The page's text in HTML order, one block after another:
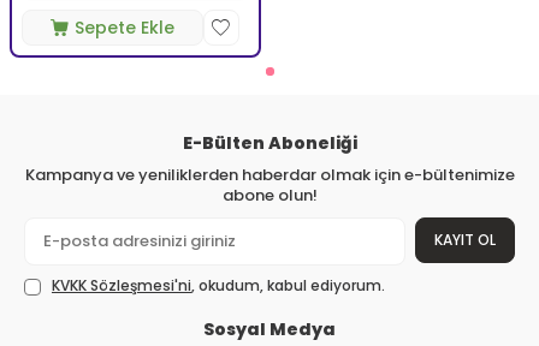
Sepete Ekle
E-Bülten Aboneliği
Kampanya ve yeniliklerden haberdar olmak için e-bültenimize
abone olun!
KAYIT OL
KVKK Sözleşmesi'ni, okudum, kabul ediyorum.
Sosyal Medya